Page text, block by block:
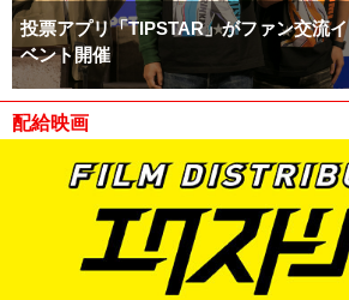
投票アプリ「TIPSTAR」がファン交流イ
ベント開催
配給映画